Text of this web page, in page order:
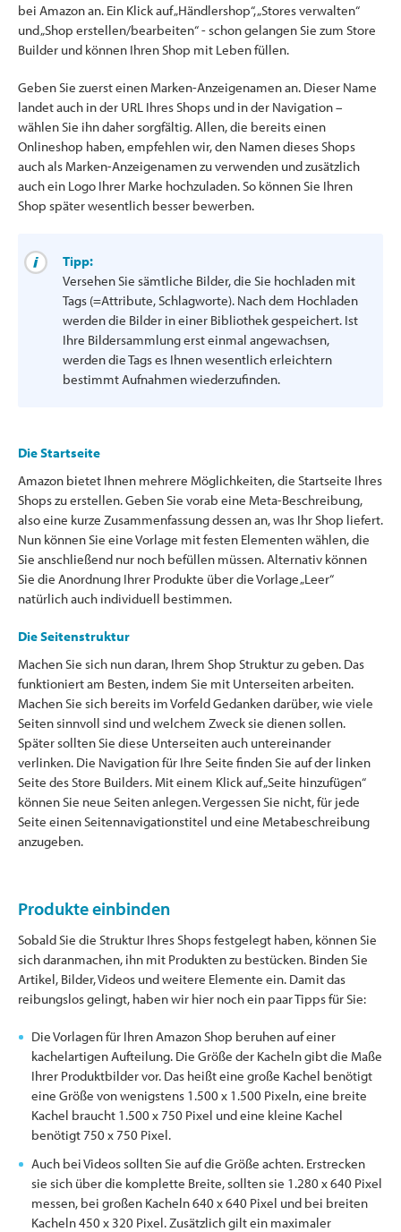
bei Amazon an. Ein Klick auf „Händlershop“, „Stores verwalten“
und „Shop erstellen/bearbeiten“ - schon gelangen Sie zum Store
Builder und können Ihren Shop mit Leben füllen.
Geben Sie zuerst einen Marken-Anzeigenamen an. Dieser Name
landet auch in der URL Ihres Shops und in der Navigation –
wählen Sie ihn daher sorgfältig. Allen, die bereits einen
Onlineshop haben, empfehlen wir, den Namen dieses Shops
auch als Marken-Anzeigenamen zu verwenden und zusätzlich
auch ein Logo Ihrer Marke hochzuladen. So können Sie Ihren
Shop später wesentlich besser bewerben.
Tipp:
Versehen Sie sämtliche Bilder, die Sie hochladen mit
Tags (=Attribute, Schlagworte). Nach dem Hochladen
werden die Bilder in einer Bibliothek gespeichert. Ist
Ihre Bildersammlung erst einmal angewachsen,
werden die Tags es Ihnen wesentlich erleichtern
bestimmt Aufnahmen wiederzufinden.
Die Startseite
Amazon bietet Ihnen mehrere Möglichkeiten, die Startseite Ihres
Shops zu erstellen. Geben Sie vorab eine Meta-Beschreibung,
also eine kurze Zusammenfassung dessen an, was Ihr Shop liefert.
Nun können Sie eine Vorlage mit festen Elementen wählen, die
Sie anschließend nur noch befüllen müssen. Alternativ können
Sie die Anordnung Ihrer Produkte über die Vorlage „Leer“
natürlich auch individuell bestimmen.
Die Seitenstruktur
Machen Sie sich nun daran, Ihrem Shop Struktur zu geben. Das
funktioniert am Besten, indem Sie mit Unterseiten arbeiten.
Machen Sie sich bereits im Vorfeld Gedanken darüber, wie viele
Seiten sinnvoll sind und welchem Zweck sie dienen sollen.
Später sollten Sie diese Unterseiten auch untereinander
verlinken. Die Navigation für Ihre Seite finden Sie auf der linken
Seite des Store Builders. Mit einem Klick auf „Seite hinzufügen“
können Sie neue Seiten anlegen. Vergessen Sie nicht, für jede
Seite einen Seitennavigationstitel und eine Metabeschreibung
anzugeben.
Produkte einbinden
Sobald Sie die Struktur Ihres Shops festgelegt haben, können Sie
sich daranmachen, ihn mit Produkten zu bestücken. Binden Sie
Artikel, Bilder, Videos und weitere Elemente ein. Damit das
reibungslos gelingt, haben wir hier noch ein paar Tipps für Sie:
Die Vorlagen für Ihren Amazon Shop beruhen auf einer
kachelartigen Aufteilung. Die Größe der Kacheln gibt die Maße
Ihrer Produktbilder vor. Das heißt eine große Kachel benötigt
eine Größe von wenigstens 1.500 x 1.500 Pixeln, eine breite
Kachel braucht 1.500 x 750 Pixel und eine kleine Kachel
benötigt 750 x 750 Pixel.
Auch bei Videos sollten Sie auf die Größe achten. Erstrecken
sie sich über die komplette Breite, sollten sie 1.280 x 640 Pixel
messen, bei großen Kacheln 640 x 640 Pixel und bei breiten
Kacheln 450 x 320 Pixel. Zusätzlich gilt ein maximaler